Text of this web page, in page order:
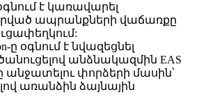
է կառավարել
ապրանքների վաճառքը
ը օգնում է նվազեցնել
անձնակազմին EAS
փորձերի մասին՝
առանձին ձայնային